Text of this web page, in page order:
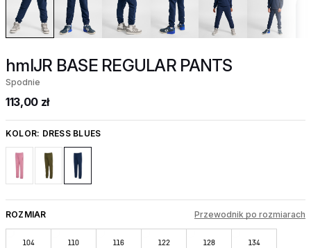
hmlJR BASE REGULAR PANTS
Spodnie
113,00 zł
KOLOR: DRESS BLUES
ROZMIAR Przewodnik po rozmiarach
104 110 116 122 128 134